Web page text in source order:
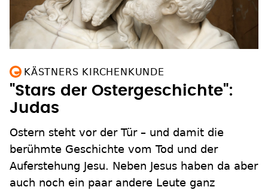
KÄSTNERS KIRCHENKUNDE
"Stars der Ostergeschichte":
Judas
Ostern steht vor der Tür – und damit die
berühmte Geschichte vom Tod und der
Auferstehung Jesu. Neben Jesus haben da aber
auch noch ein paar andere Leute ganz